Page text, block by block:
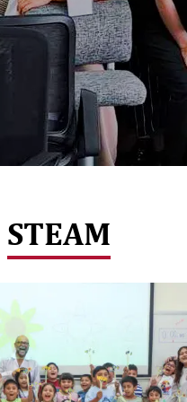
STEAM